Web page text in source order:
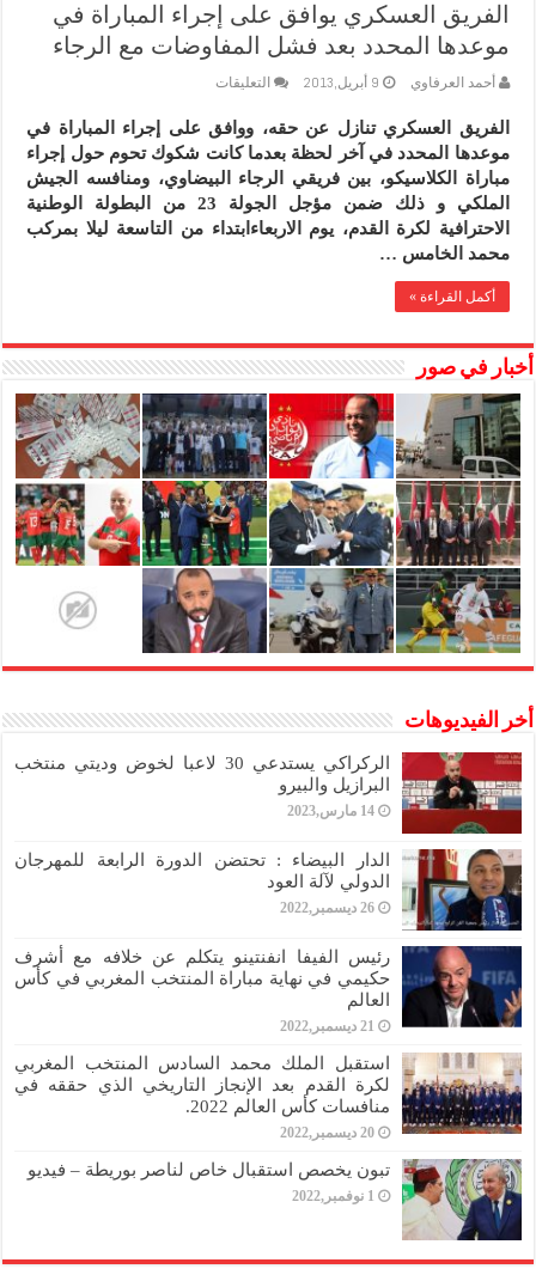
الفريق العسكري يوافق على إجراء المباراة في
موعدها المحدد بعد فشل المفاوضات مع الرجاء
أحمد العرفاوي 9 أبريل,2013 التعليقات
العسكري
يوافق
على
إجراء
المباراة
في
موعدها
الرجاء
مغلقة
الفريق العسكري تنازل عن حقه، ووافق على إجراء المباراة في
موعدها المحدد في آخر لحظة بعدما كانت شكوك تحوم حول إجراء
مباراة الكلاسيكو، بين فريقي الرجاء البيضاوي، ومنافسه الجيش
الملكي و ذلك ضمن مؤجل الجولة 23 من البطولة الوطنية
الاحترافية لكرة القدم، يوم الاربعاءابتداء من التاسعة ليلا بمركب
محمد الخامس …
أكمل القراءة »
أخبار في صور
أخر الفيديوهات
الركراكي يستدعي 30 لاعبا لخوض وديتي منتخب
البرازيل والبيرو
14 مارس,2023
الدار البيضاء : تحتضن الدورة الرابعة للمهرجان
الدولي لآلة العود
26 ديسمبر,2022
رئيس الفيفا انفنتينو يتكلم عن خلافه مع أشرف
حكيمي في نهاية مباراة المنتخب المغربي في كأس
العالم
21 ديسمبر,2022
استقبل الملك محمد السادس المنتخب المغربي
لكرة القدم بعد الإنجاز التاريخي الذي حققه في
منافسات كأس العالم 2022.
20 ديسمبر,2022
تبون يخصص استقبال خاص لناصر بوريطة – فيديو
1 نوفمبر,2022